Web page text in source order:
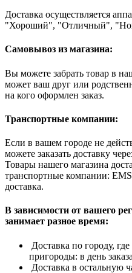
Доставка осуществляется
"Хороший", "Отличный",
Самовывоз из магазина:
Вы можете забрать товар в
может ваш друг или
на кого оформлен заказ.
Транспортные компании:
Если в вашем городе не
можете заказать доставку
Товары нашего магазина
транспортные компании:
доставка.
В зависимости от вашего
занимает разное время:
Доставка по городу,
пригороды: в день
Доставка в остальную